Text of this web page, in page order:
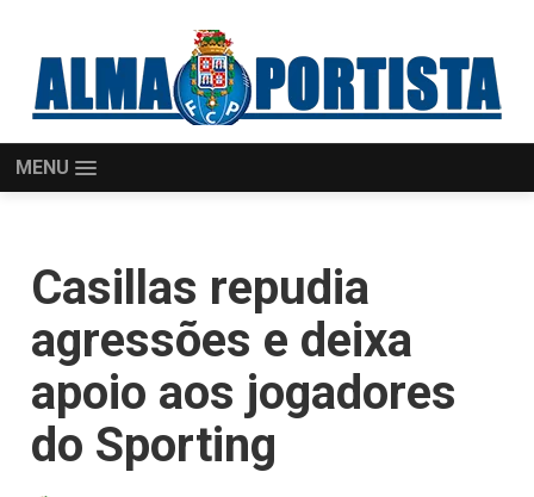
MENU
Casillas repudia
agressões e deixa
apoio aos jogadores
do Sporting